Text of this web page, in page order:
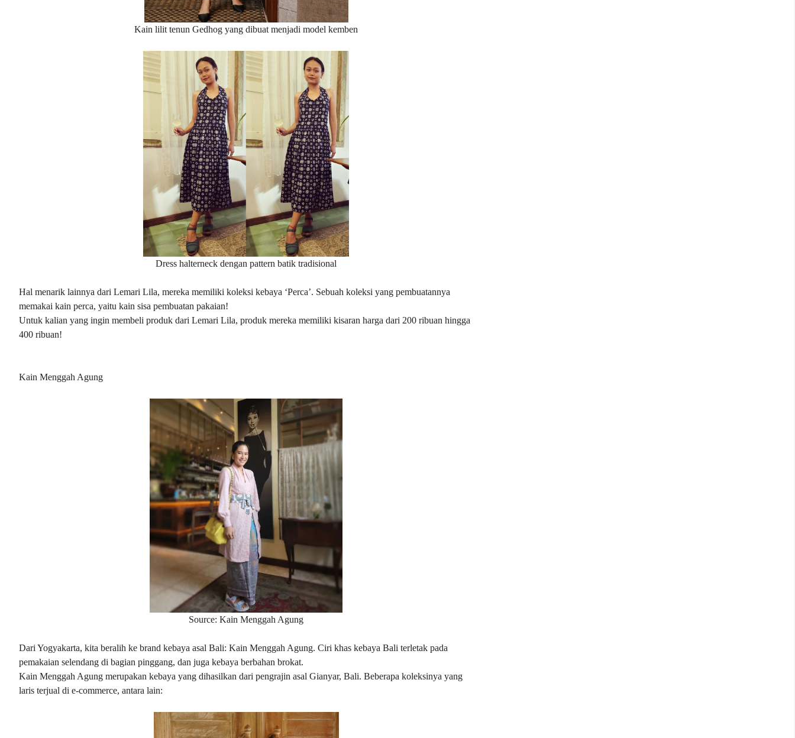
Kain lilit tenun Gedhog yang dibuat menjadi model kemben
Dress halterneck dengan pattern batik tradisional
Hal menarik lainnya dari Lemari Lila, mereka memiliki koleksi kebaya ‘Perca’. Sebuah koleksi yang pembuatannya
memakai kain perca, yaitu kain sisa pembuatan pakaian!
Untuk kalian yang ingin membeli produk dari Lemari Lila, produk mereka memiliki kisaran harga dari 200 ribuan hingga
400 ribuan!
Kain Menggah Agung
Source: Kain Menggah Agung
Dari Yogyakarta, kita beralih ke brand kebaya asal Bali: Kain Menggah Agung. Ciri khas kebaya Bali terletak pada
pemakaian selendang di bagian pinggang, dan juga kebaya berbahan brokat.
Kain Menggah Agung merupakan kebaya yang dihasilkan dari pengrajin asal Gianyar, Bali. Beberapa koleksinya yang
laris terjual di e-commerce, antara lain: